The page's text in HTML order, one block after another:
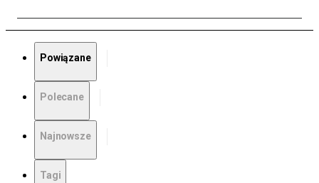
Powiązane
Polecane
Najnowsze
Tagi